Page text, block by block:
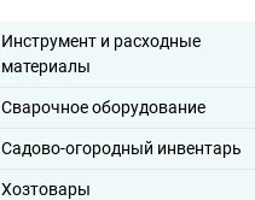
Инструмент и расходные
материалы
Сварочное оборудование
Садово-огородный инвентарь
Хозтовары